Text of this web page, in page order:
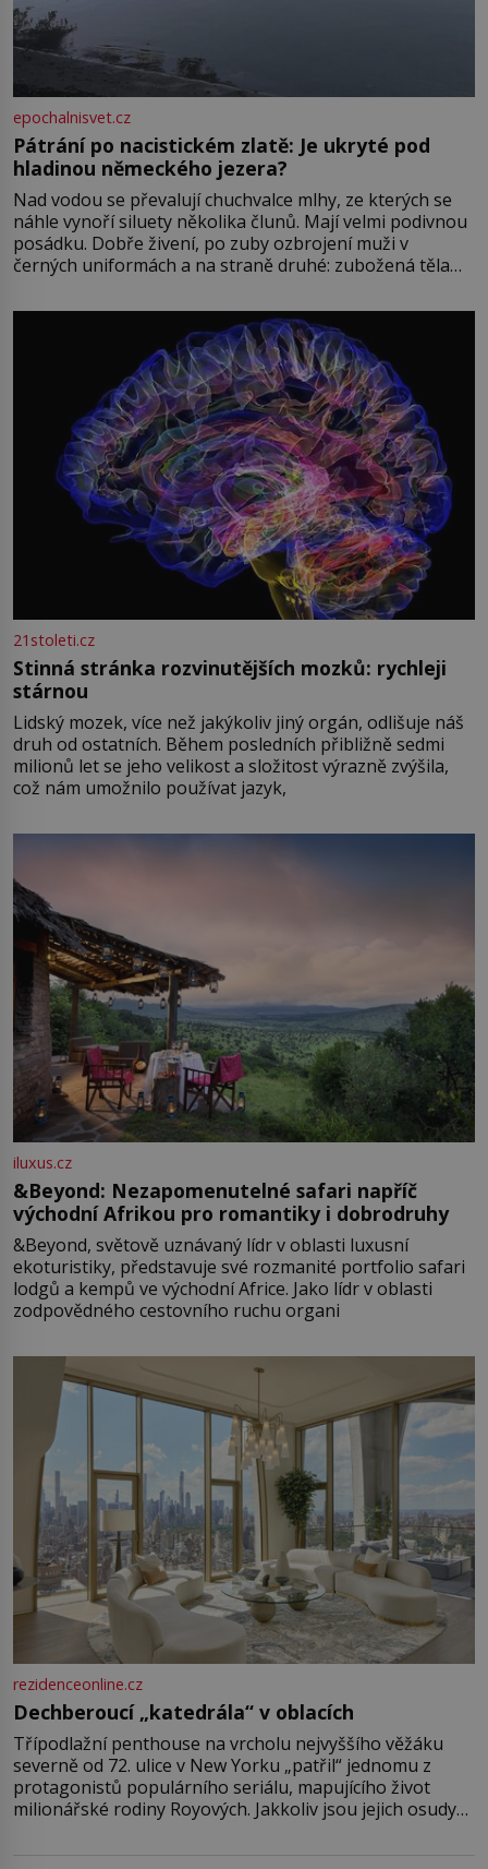
epochalnisvet.cz
Pátrání po nacistickém zlatě: Je ukryté pod
hladinou německého jezera?
Nad vodou se převalují chuchvalce mlhy, ze kterých se
náhle vynoří siluety několika člunů. Mají velmi podivnou
posádku. Dobře živení, po zuby ozbrojení muži v
černých uniformách a na straně druhé: zubožená těla
přízračná scéna znamená? Je jaro roku 1945, druhá
světová válka se chýlí ke konci. Jezero Stolpsee
21stoleti.cz
Stinná stránka rozvinutějších mozků: rychleji
stárnou
Lidský mozek, více než jakýkoliv jiný orgán, odlišuje náš
druh od ostatních. Během posledních přibližně sedmi
milionů let se jeho velikost a složitost výrazně zvýšila,
což nám umožnilo používat jazyk,
iluxus.cz
&Beyond: Nezapomenutelné safari napříč
východní Afrikou pro romantiky i dobrodruhy
&Beyond, světově uznávaný lídr v oblasti luxusní
ekoturistiky, představuje své rozmanité portfolio safari
lodgů a kempů ve východní Africe. Jako lídr v oblasti
zodpovědného cestovního ruchu organi
rezidenceonline.cz
Dechberoucí „katedrála“ v oblacích
Třípodlažní penthouse na vrcholu nejvyššího věžáku
severně od 72. ulice v New Yorku „patřil“ jednomu z
protagonistů populárního seriálu, mapujícího život
milionářské rodiny Royových. Jakkoliv jsou jejich osudy